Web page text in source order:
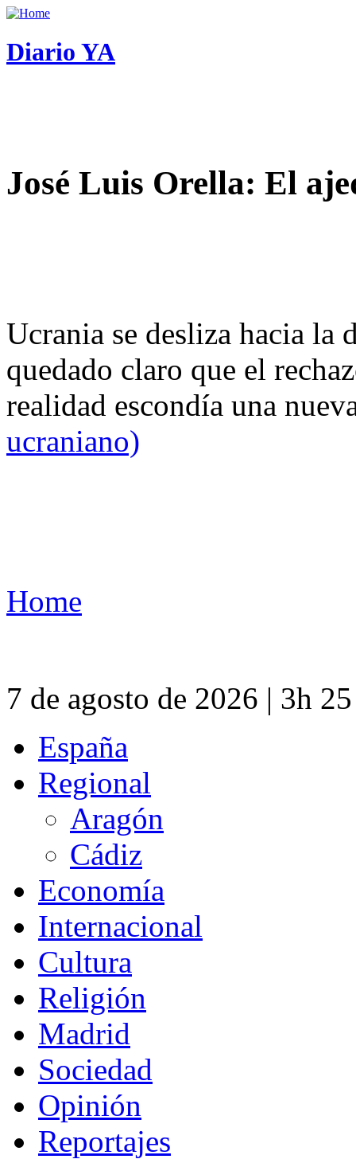
Diario YA
José Luis Orella: El
Ucrania se desliza hacia
quedado claro que el
realidad escondía una
ucraniano)
Home
7 de agosto de 2026 | 3h
España
Regional
Aragón
Cádiz
Economía
Internacional
Cultura
Religión
Madrid
Sociedad
Opinión
Reportajes